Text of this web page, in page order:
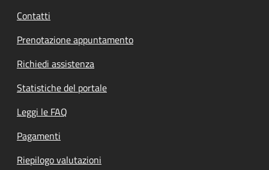
Contatti
Prenotazione appuntamento
Richiedi assistenza
Statistiche del portale
Leggi le FAQ
Pagamenti
Riepilogo valutazioni